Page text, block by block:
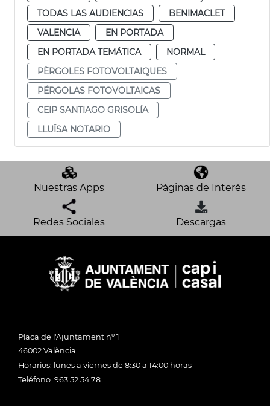
TODAS LAS AUDIENCIAS
BENIMACLET
VALENCIA
EN PORTADA
EN PORTADA TEMÁTICA
NORMAL
PÈRGOLES FOTOVOLTAIQUES
PÉRGOLAS FOTOVOLTAICAS
CEIP SANTIAGO GRISOLÍA
LLUÏSA NOTARIO
Nuestras Apps Páginas de Interés
Redes Sociales Descargas
Plaça de l'Ajuntament nº 1
46002 València
Horarios: lunes a viernes de 8:30 a 14:00 horas
Teléfono: 963 52 54 78